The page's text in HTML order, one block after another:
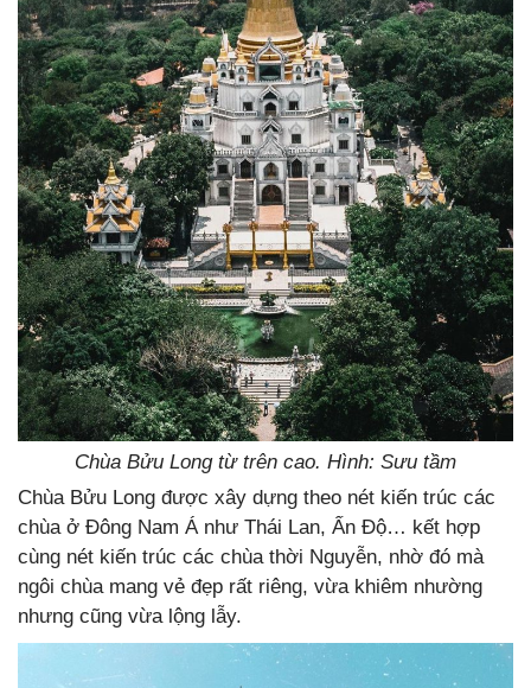
Chùa Bửu Long từ trên cao. Hình: Sưu tầm
Chùa Bửu Long được xây dựng theo nét kiến trúc các
chùa ở Đông Nam Á như Thái Lan, Ấn Độ… kết hợp
cùng nét kiến trúc các chùa thời Nguyễn, nhờ đó mà
ngôi chùa mang vẻ đẹp rất riêng, vừa khiêm nhường
nhưng cũng vừa lộng lẫy.